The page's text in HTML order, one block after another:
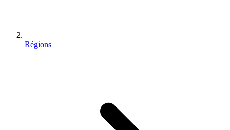
Régions